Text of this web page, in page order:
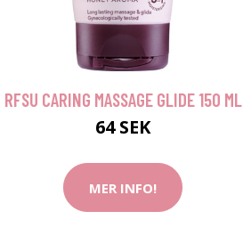
RFSU CARING MASSAGE GLIDE 150 ML
64 SEK
MER INFO!